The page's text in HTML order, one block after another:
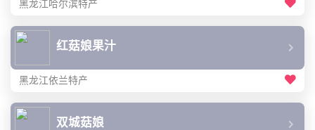
黑龙江哈尔滨特产
红菇娘果汁
黑龙江依兰特产
双城菇娘